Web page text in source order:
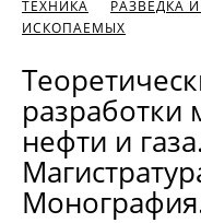
ТЕХНИКА
РАЗВЕДКА
ИСКОПАЕМЫХ
разработки
нефти и